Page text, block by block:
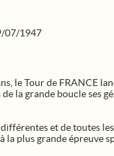
07/1947
le Tour de FRANCE
la grande boucle ses
et de toutes
la plus grande épreuve